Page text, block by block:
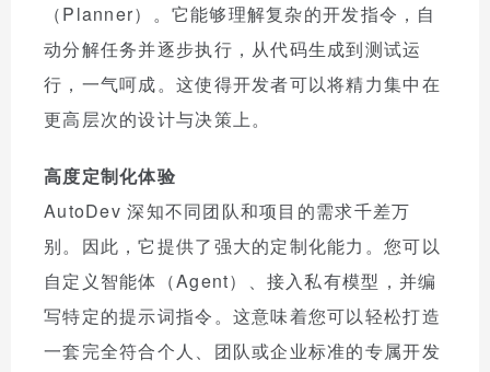
（Planner）。它能够理解复杂的开发指令，自
动分解任务并逐步执行，从代码生成到测试运
行，一气呵成。这使得开发者可以将精力集中在
更高层次的设计与决策上。
高度定制化体验
AutoDev 深知不同团队和项目的需求千差万
别。因此，它提供了强大的定制化能力。您可以
自定义智能体（Agent）、接入私有模型，并编
写特定的提示词指令。这意味着您可以轻松打造
一套完全符合个人、团队或企业标准的专属开发